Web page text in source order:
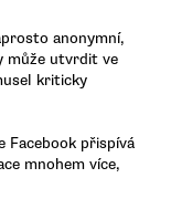
anonymní,
může utvrdit ve
kriticky
Facebook přispívá
mnohem více,